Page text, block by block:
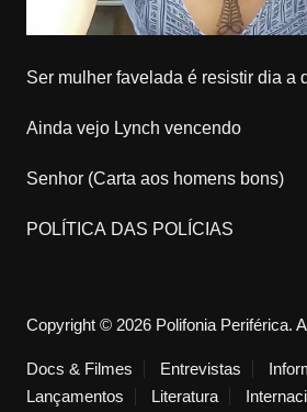
Ser mulher favelada é resistir dia a
Ainda vejo Lynch vencendo
Senhor (Carta aos homens bons)
POLÍTICA DAS POLÍCIAS
Copyright © 2026 Polifonia Periférica.
Docs & Filmes Entrevistas
Lançamentos
Literatura